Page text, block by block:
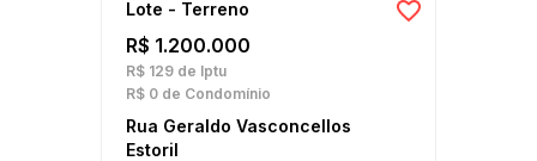
Lote - Terreno
R$ 1.200.000
R$ 129 de Iptu
R$ 0 de Condomínio
Rua Geraldo Vasconcellos
Estoril